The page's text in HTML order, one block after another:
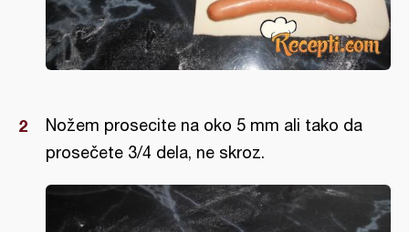
Nožem prosecite na oko 5 mm ali tako da
prosečete 3/4 dela, ne skroz.